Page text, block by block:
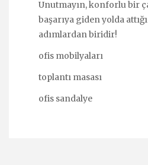
Unutmayın, konforlu bir
başarıya giden yolda
adımlardan biridir!
ofis mobilyaları
toplantı masası
ofis sandalye